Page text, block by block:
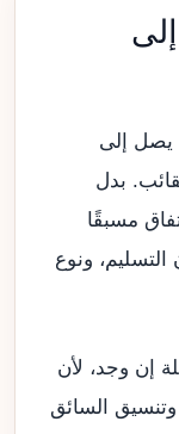
يصل إلى
بدل
مسبقًا
ونوع
إن وجد، لأن
السائق